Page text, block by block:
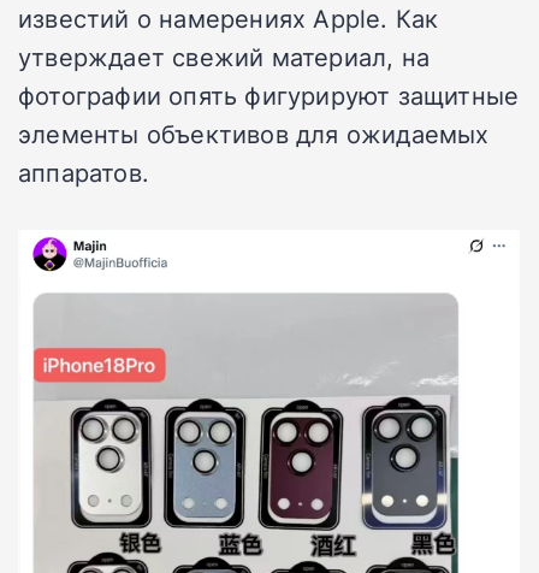
известий о намерениях Apple. Как
утверждает свежий материал, на
фотографии опять фигурируют защитные
элементы объективов для ожидаемых
аппаратов.